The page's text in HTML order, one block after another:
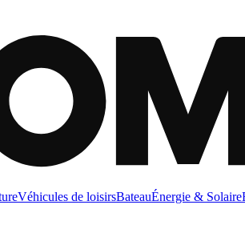
Véhicules de loisirsBateauÉnergie & Solaire